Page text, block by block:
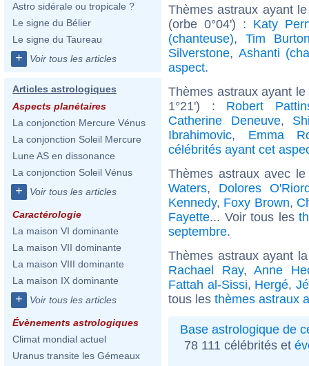
Astro sidérale ou tropicale ?
Le signe du Bélier
Le signe du Taureau
+ Voir tous les articles
Articles astrologiques
Aspects planétaires
La conjonction Mercure Vénus
La conjonction Soleil Mercure
Lune AS en dissonance
La conjonction Soleil Vénus
+ Voir tous les articles
Caractérologie
La maison VI dominante
La maison VII dominante
La maison VIII dominante
La maison IX dominante
+ Voir tous les articles
Évènements astrologiques
Climat mondial actuel
Uranus transite les Gémeaux
Thèmes astraux ayant
(orbe 0°04') : Katy
(chanteuse), Tim
Silverstone, Ashanti
aspect.
Thèmes astraux ayant
1°21') : Robert
Catherine Deneuve,
Ibrahimovic, Emma
célébrités ayant cet
Thèmes astraux avec
Waters, Dolores
Kennedy, Foxy Brown,
Fayette... Voir tous les
septembre.
Thèmes astraux ayant
Rachael Ray,Anne
Fattah al-Sissi, Hergé,
tous les thèmes astraux
Base astrologique de
78 111 célébrités et